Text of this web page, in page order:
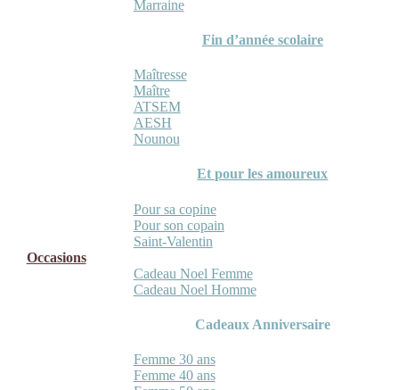
Marraine
Fin d’année scolaire
Maîtresse
Maître
ATSEM
AESH
Nounou
Et pour les amoureux
Pour sa copine
Pour son copain
Saint-Valentin
Occasions
Cadeau Noel Femme
Cadeau Noel Homme
Cadeaux Anniversaire
Femme 30 ans
Femme 40 ans